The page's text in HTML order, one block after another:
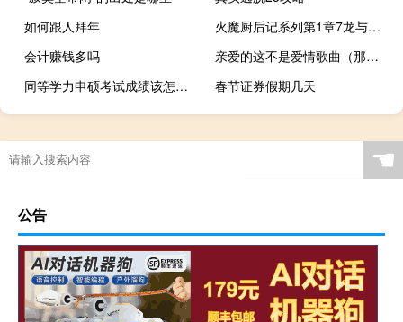
如何跟人拜年
火魔厨后记系列第1章7龙与凤女凌凡TXT
会计赚钱多吗
亲爱的这不是爱情歌曲（那里有 ldquo 亲爱的那不是爱情 rdquo 这首歌的纯伴奏下）
同等学力申硕考试成绩该怎么查询
春节证券假期几天
☚
公告